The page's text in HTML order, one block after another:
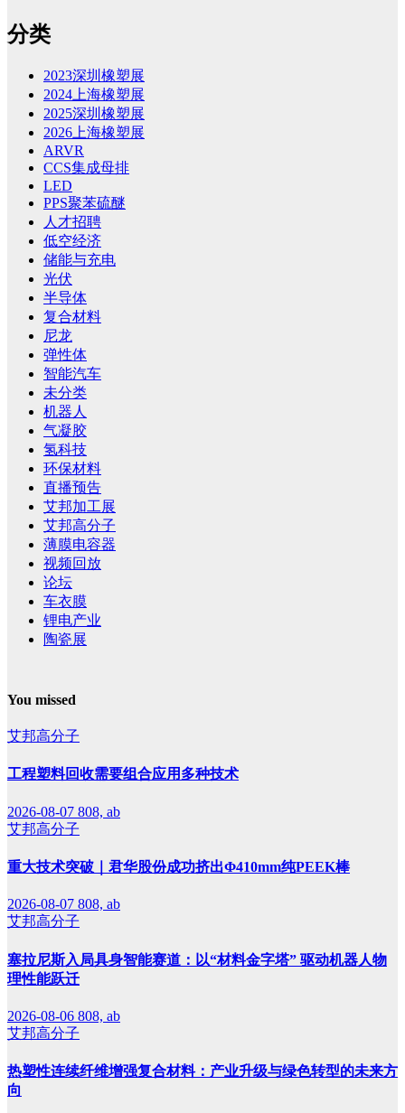
分类
2023深圳橡塑展
2024上海橡塑展
2025深圳橡塑展
2026上海橡塑展
ARVR
CCS集成母排
LED
PPS聚苯硫醚
人才招聘
低空经济
储能与充电
光伏
半导体
复合材料
尼龙
弹性体
智能汽车
未分类
机器人
气凝胶
氢科技
环保材料
直播预告
艾邦加工展
艾邦高分子
薄膜电容器
视频回放
论坛
车衣膜
锂电产业
陶瓷展
You missed
艾邦高分子
工程塑料回收需要组合应用多种技术
2026-08-07 808, ab
艾邦高分子
重大技术突破｜君华股份成功挤出Φ410mm纯PEEK棒
2026-08-07 808, ab
艾邦高分子
塞拉尼斯入局具身智能赛道：以“材料金字塔” 驱动机器人物
理性能跃迁
2026-08-06 808, ab
艾邦高分子
热塑性连续纤维增强复合材料：产业升级与绿色转型的未来方
向